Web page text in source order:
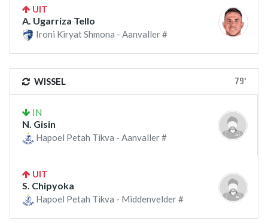
UIT
A. Ugarriza Tello
Ironi Kiryat Shmona - Aanvaller #
WISSEL 79'
IN
N. Gisin
Hapoel Petah Tikva - Aanvaller #
UIT
S. Chipyoka
Hapoel Petah Tikva - Middenvelder #